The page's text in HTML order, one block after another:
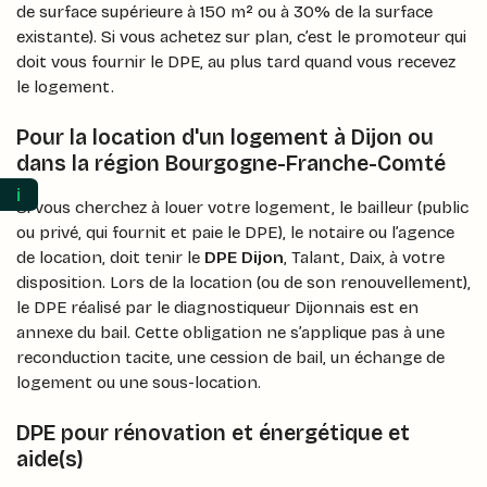
de surface supérieure à 150 m² ou à 30% de la surface
existante). Si vous achetez sur plan, c’est le promoteur qui
doit vous fournir le DPE, au plus tard quand vous recevez
le logement.
Pour la location d'un logement à Dijon ou
dans la région Bourgogne-Franche-Comté
Si vous cherchez à louer votre logement, le bailleur (public
ou privé, qui fournit et paie le DPE), le notaire ou l’agence
de location, doit tenir le DPE Dijon, Talant, Daix, à votre
disposition. Lors de la location (ou de son renouvellement),
le DPE réalisé par le diagnostiqueur Dijonnais est en
annexe du bail. Cette obligation ne s’applique pas à une
reconduction tacite, une cession de bail, un échange de
logement ou une sous-location.
DPE pour rénovation et énergétique et
aide(s)
ℹ️